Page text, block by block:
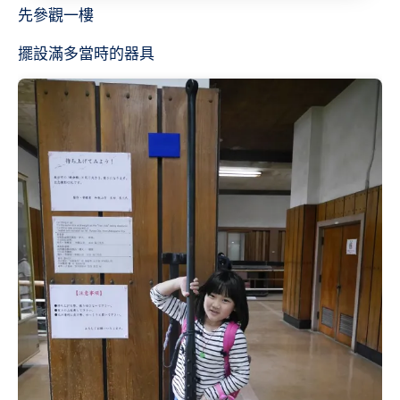
先參觀一樓
擺設滿多當時的器具